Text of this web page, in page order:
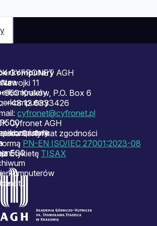
CYFRONET AGH
11
950 Kraków, P.O. Box 6
+48 12 6333426
cyfronet@cyfronet.pl
Cyfronet AGH
Certyfikat zgodności
PN-EN ISO/IEC 27001:2023-08
Etykietę TISAX